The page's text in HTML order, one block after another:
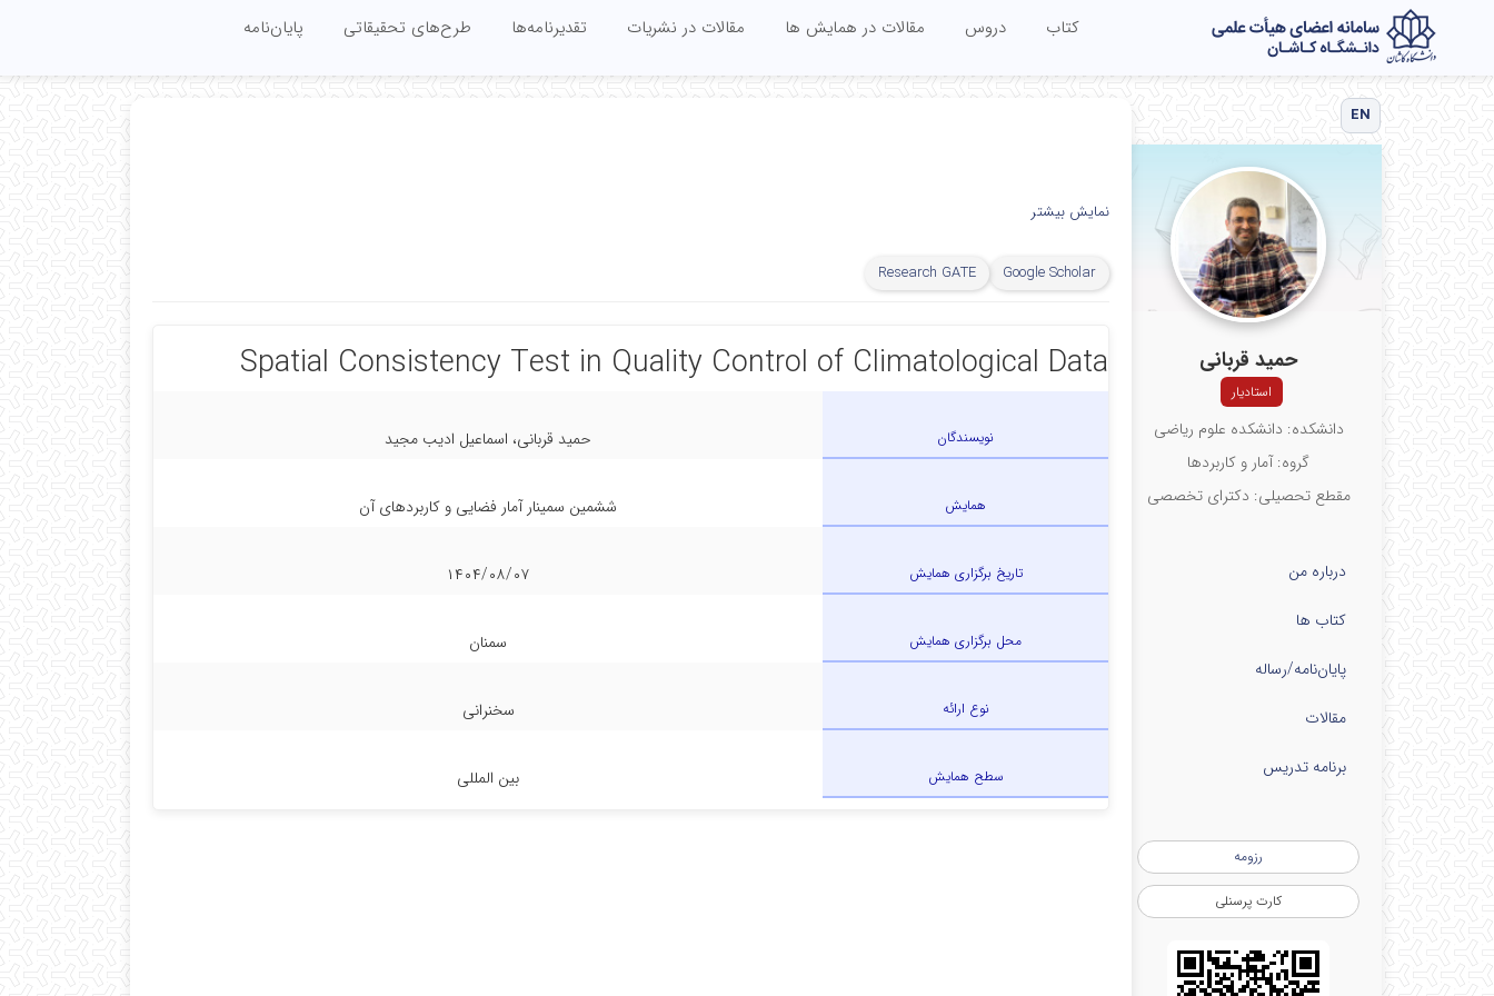
کتاب‌ دروس مقالات در همایش ها مقالات در نشریات تقدیرنامه‌ها طرح‌های تحقیقاتی پایان‌نامه‌
EN
حمید قربانی
استادیار
دانشکده: دانشکده علوم ریاضی
گروه: آمار و کاربردها
مقطع تحصیلی: دکترای تخصصی
درباره من
کتاب ها
پایان‌نامه‌/رساله
مقالات
برنامه تدریس
رزومه
کارت پرسنلی
نمایش بیشتر
Google Scholar
Research GATE
Spatial Consistency Test in Quality Control of Climatological Data
نویسندگان حمید قربانی، اسماعیل ادیب مجید
همایش ششمین سمینار آمار فضایی و کاربردهای آن
تاریخ برگزاری همایش ۱۴۰۴/۰۸/۰۷
محل برگزاری همایش سمنان
نوع ارائه سخنرانی
سطح همایش بین المللی